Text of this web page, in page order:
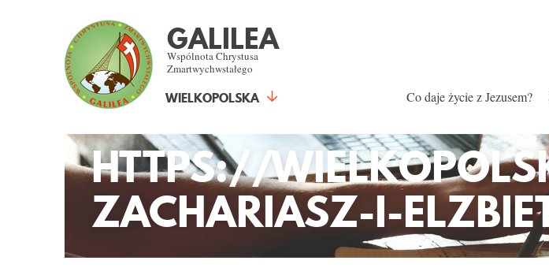
GALILEA
Wspólnota Chrystusa
Zmartwychwstałego
WIELKOPOLSKA Co daje życie z Jezusem?
HTTPS://
ZACHARIASZ-I-